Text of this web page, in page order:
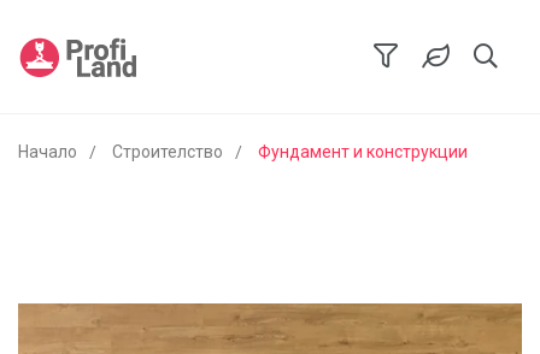
Начало Строителство Фундамент и конструкции